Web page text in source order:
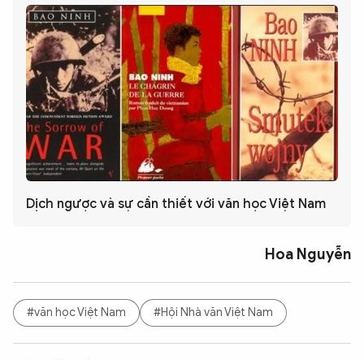
Dịch ngược và sự cần thiết với văn học Việt Nam
Hoa Nguyễn
#văn học Việt Nam #Hội Nhà văn Việt Nam